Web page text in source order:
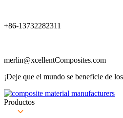
+86-13732282311
merlin@xcellentComposites.com
¡Deje que el mundo se beneficie de
Productos